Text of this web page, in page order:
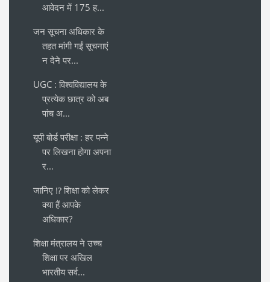
आवेदन में 175 ह...
जन सूचना अधिकार के
तहत मांगी गईं सूचनाएं
न देने पर...
UGC : विश्वविद्यालय के
प्रत्येक छात्र को अब
पांच अ...
यूपी बोर्ड परीक्षा : हर पन्ने
पर लिखना होगा अपना
र...
जानिए ⁉️ शिक्षा को लेकर
क्या हैं आपके
अधिकार?
शिक्षा मंत्रालय ने उच्च
शिक्षा पर अखिल
भारतीय सर्व...